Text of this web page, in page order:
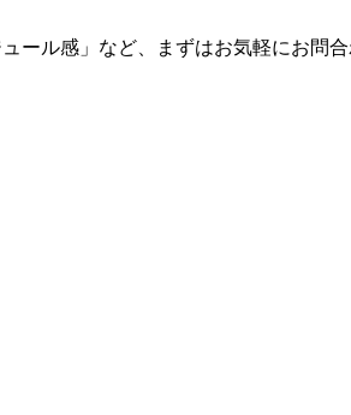
ール感」など、まずはお気軽にお問